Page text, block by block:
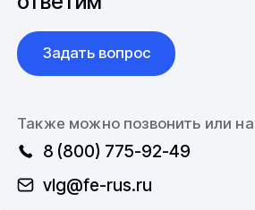
стандартам
Технологии, в соответствии с
работы, зависят от свойств
химического состава.
Задать вопрос
Также можно позвонить или
8 (800) 775-92-49
vlg@fe-rus.ru